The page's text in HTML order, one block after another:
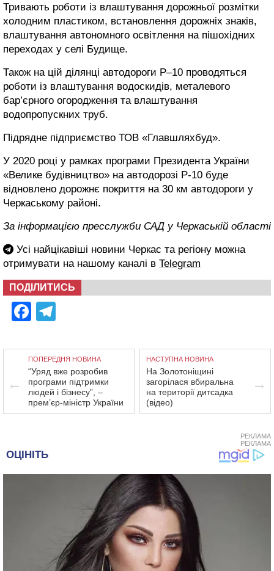
Тривають роботи із влаштування дорожньої розмітки
холодним пластиком, встановлення дорожніх знаків,
влаштування автономного освітлення на пішохідних
переходах у селі Будище.
Також на цій ділянці автодороги Р–10 проводяться
роботи із влаштування водоскидів, металевого
бар’єрного огородження та влаштування
водопропускних труб.
Підрядне підприємство ТОВ «Главшляхбуд».
У 2020 році у рамках програми Президента України
«Велике будівництво» на автодорозі Р-10 буде
відновлено дорожнє покриття на 30 км автодороги у
Черкаському районі.
За інформацією пресслужби САД у Черкаській області
Усі найцікавіші новини Черкас та регіону можна
отримувати на нашому каналі в Telegram
ПОДІЛИТИСЬ
Facebook
ПОПЕРЕДНЯ НОВИНА
“Уряд вже розробив
програми підтримки
людей і бізнесу”, –
прем’єр-міністр України
НАСТУПНА НОВИНА
На Золотоніщині
загорілася вбиральна
на території дитсадка
(відео)
РЕКЛАМА
РЕКЛАМА